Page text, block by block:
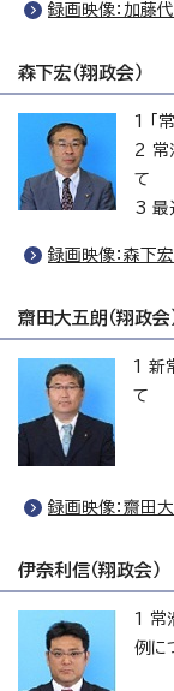
録画映像：加藤
森下宏（翔政会）
1 「
2 常
て
3 最
録画映像：森下
齋田大五朗（翔政会
1 新
て
録画映像：齋田
伊奈利信（翔政会）
1 常
例に